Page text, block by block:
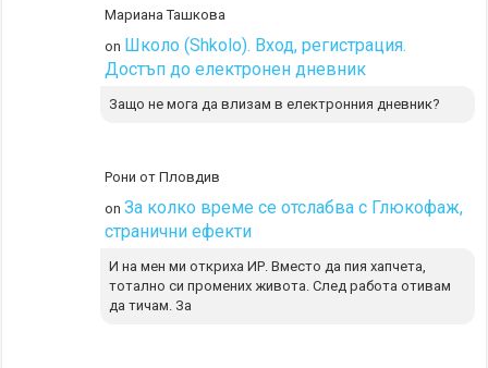
Мариана Ташкова
on Школо (Shkolo). Вход, регистрация.
Достъп до електронен дневник
Защо не мога да влизам в електронния дневник?
Рони от Пловдив
onЗа колко време се отслабва с Глюкофаж,
странични ефекти
И на мен ми откриха ИР. Вместо да пия хапчета,
тотално си промених живота. След работа отивам
да тичам. За